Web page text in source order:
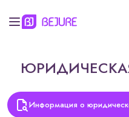
Информация о